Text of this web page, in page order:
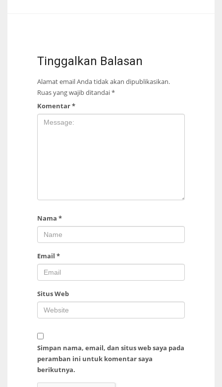
Tinggalkan Balasan
Alamat email Anda tidak akan dipublikasikan.
Ruas yang wajib ditandai*
Komentar*
Nama *
Email *
Situs Web
Simpan nama, email, dan situs web saya pada
peramban ini untuk komentar saya
berikutnya.